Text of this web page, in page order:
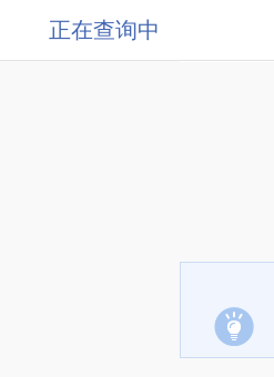
正在查询中